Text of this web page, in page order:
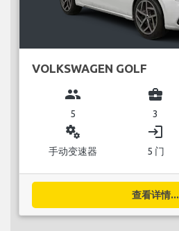
VOLKSWAGEN GOLF
group
5
business_center
3
miscellaneous_services
手动变速器
login
5 门
查看详情...